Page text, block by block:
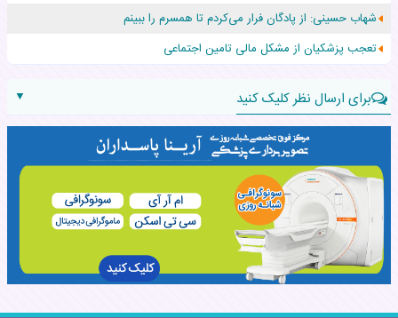
عجیب‌ترین تولد در ۵/۵/۵ امسال که همه را شوکه کرد!
شهاب حسینی: از پادگان فرار می‌کردم تا همسرم را ببینم
تعجب پزشکیان از مشکل مالی تامین اجتماعی
برای ارسال نظر کلیک کنید
▼
نام: